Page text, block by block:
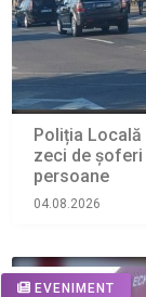
Poliția
zeci de
persoane
04.08.2026
EVENIMENT